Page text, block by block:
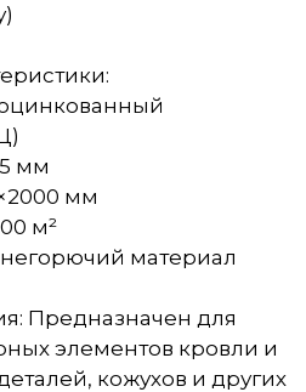
мм
мм
м²
негорючий материал
Предназначен для
элементов кровли и
кожухов и других